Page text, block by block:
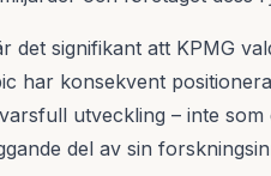
det signifikant att KPMG
har konsekvent
utveckling – inte
del av sin